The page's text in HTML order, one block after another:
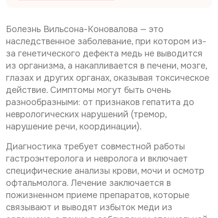
Болезнь Вильсона-Коновалова — это
наследственное заболевание, при котором из-
за генетического дефекта медь не выводится
из организма, а накапливается в печени, мозге,
глазах и других органах, оказывая токсическое
действие. Симптомы могут быть очень
разнообразными: от признаков гепатита до
неврологических нарушений (тремор,
нарушение речи, координации).
Диагностика требует совместной работы
гастроэнтеролога и невролога и включает
специфические анализы крови, мочи и осмотр
офтальмолога. Лечение заключается в
пожизненном приеме препаратов, которые
связывают и выводят избыток меди из
С
г
л
а
с
и
е
н
а
о
б
а
б
т
к
у
п
е
Даю согласие наобработку персональных
данных
С
о
л
а
с
и
е
н
р
а
с
ы
л
у
Даю согласие на получение информационной
рассылки
Отправить
г
л
а
с
и
е
н
а
о
б
а
о
т
к
у
п
е
р
с
Отправить
E-mail*
Дата выдачи направления*
Наименование направившего лечебного учреждения*
ФИО направившего врача, указанного в направлении*